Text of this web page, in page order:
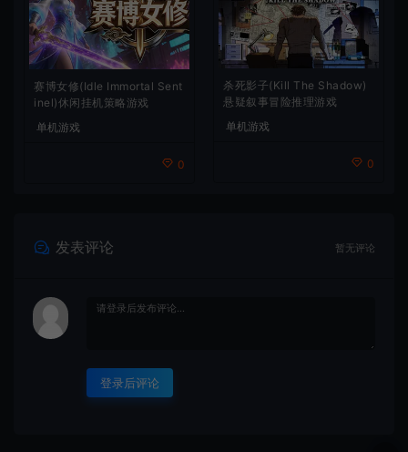
赛博女修(Idle Immortal Sent
inel)休闲挂机策略游戏
单机游戏
0
杀死影子(Kill The Shadow)
悬疑叙事冒险推理游戏
单机游戏
0
发表评论 暂无评论
登录后评论